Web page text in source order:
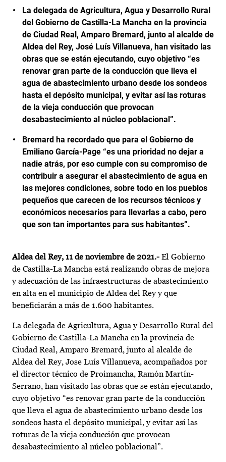
La delegada de Agricultura, Agua y Desarrollo Rural
del Gobierno de Castilla-La Mancha en la provincia
de Ciudad Real, Amparo Bremard, junto al alcalde de
Aldea del Rey, José Luís Villanueva, han visitado las
obras que se están ejecutando, cuyo objetivo “es
renovar gran parte de la conducción que lleva el
agua de abastecimiento urbano desde los sondeos
hasta el depósito municipal, y evitar así las roturas
de la vieja conducción que provocan
desabastecimiento al núcleo poblacional”.
Bremard ha recordado que para el Gobierno de
Emiliano García-Page “es una prioridad no dejar a
nadie atrás, por eso cumple con su compromiso de
contribuir a asegurar el abastecimiento de agua en
las mejores condiciones, sobre todo en los pueblos
pequeños que carecen de los recursos técnicos y
económicos necesarios para llevarlas a cabo, pero
que son tan importantes para sus habitantes”.
Aldea del Rey, 11 de noviembre de 2021.- El Gobierno
de Castilla-La Mancha está realizando obras de mejora
y adecuación de las infraestructuras de abastecimiento
en alta en el municipio de Aldea del Rey y que
beneficiarán a más de 1.600 habitantes.
La delegada de Agricultura, Agua y Desarrollo Rural del
Gobierno de Castilla-La Mancha en la provincia de
Ciudad Real, Amparo Bremard, junto al alcalde de
Aldea del Rey, Jose Luís Villanueva, acompañados por
el director técnico de Proimancha, Ramón Martín-
Serrano, han visitado las obras que se están ejecutando,
cuyo objetivo “es renovar gran parte de la conducción
que lleva el agua de abastecimiento urbano desde los
sondeos hasta el depósito municipal, y evitar así las
roturas de la vieja conducción que provocan
desabastecimiento al núcleo poblacional”.